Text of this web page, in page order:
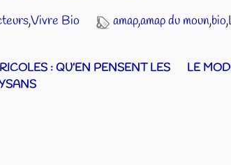
,Vivre Bio amap,amap du moun,bio,
: QU’EN PENSENT LES
LE